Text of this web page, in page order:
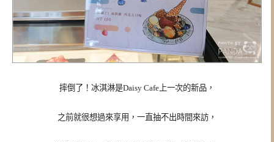
摔倒了！冰淇淋是Daisy Cafe上一次的新品，
之前就很想過來享用，一直抽不出時間來訪，